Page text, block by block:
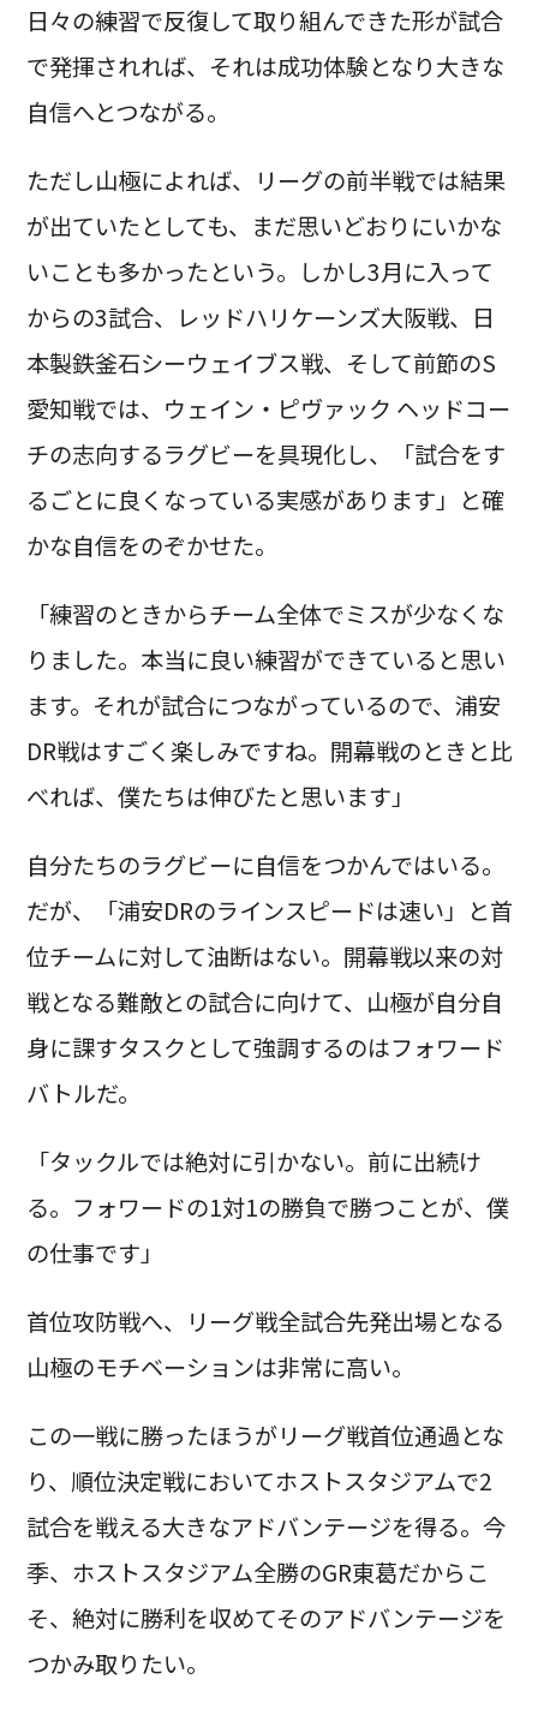
日々の練習で反復して取り組んできた形が試合
で発揮されれば、それは成功体験となり大きな
自信へとつながる。
ただし山極によれば、リーグの前半戦では結果
が出ていたとしても、まだ思いどおりにいかな
いことも多かったという。しかし3月に入って
からの3試合、レッドハリケーンズ大阪戦、日
本製鉄釜石シーウェイブス戦、そして前節のS
愛知戦では、ウェイン・ピヴァック ヘッドコー
チの志向するラグビーを具現化し、「試合をす
るごとに良くなっている実感があります」と確
かな自信をのぞかせた。
「練習のときからチーム全体でミスが少なくな
りました。本当に良い練習ができていると思い
ます。それが試合につながっているので、浦安
DR戦はすごく楽しみですね。開幕戦のときと比
べれば、僕たちは伸びたと思います」
自分たちのラグビーに自信をつかんではいる。
だが、「浦安DRのラインスピードは速い」と首
位チームに対して油断はない。開幕戦以来の対
戦となる難敵との試合に向けて、山極が自分自
身に課すタスクとして強調するのはフォワード
バトルだ。
「タックルでは絶対に引かない。前に出続け
る。フォワードの1対1の勝負で勝つことが、僕
の仕事です」
首位攻防戦へ、リーグ戦全試合先発出場となる
山極のモチベーションは非常に高い。
この一戦に勝ったほうがリーグ戦首位通過とな
り、順位決定戦においてホストスタジアムで2
試合を戦える大きなアドバンテージを得る。今
季、ホストスタジアム全勝のGR東葛だからこ
そ、絶対に勝利を収めてそのアドバンテージを
つかみ取りたい。